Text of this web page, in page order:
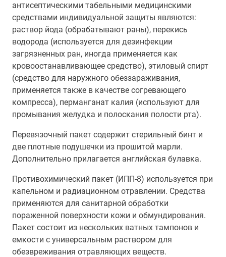
антисептическими табельными медицинскими
средствами индивидуальной защиты являются:
раствор йода (обрабатывают раны), перекись
водорода (используется для дезинфекции
загрязненных ран, иногда применяется как
кровоостанавливающее средство), этиловый спирт
(средство для наружного обеззараживания,
применяется также в качестве согревающего
компресса), перманганат калия (используют для
промывания желудка и полоскания полости рта).
Перевязочный пакет содержит стерильный бинт и
две плотные подушечки из прошитой марли.
Дополнительно прилагается английская булавка.
Противохимический пакет (ИПП-8) используется при
капельном и радиационном отравлении. Средства
применяются для санитарной обработки
пораженной поверхности кожи и обмундирования.
Пакет состоит из нескольких ватных тампонов и
емкости с универсальным раствором для
обезвреживания отравляющих веществ.